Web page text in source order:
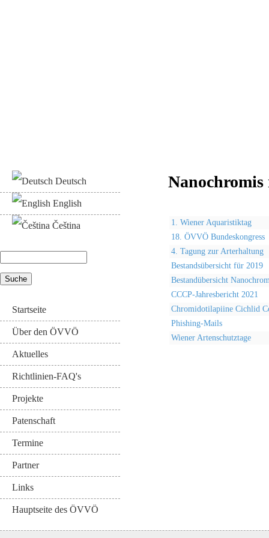
Deutsch
English
Čeština
Suchformular
Startseite
Über den ÖVVÖ
Aktuelles
Richtlinien-FAQ's
Projekte
Patenschaft
Termine
Partner
Links
Hauptseite des ÖVVÖ
1. Wiener Aquaristiktag
18. ÖVVÖ Bundeskongress
4. Tagung zur Arterhaltung
Bestandsübersicht für 2019
Bestandübersicht
CCCP-Jahresbericht 2021
Chromidotilapiine Cichlid
Phishing-Mails
Wiener Artenschutztage